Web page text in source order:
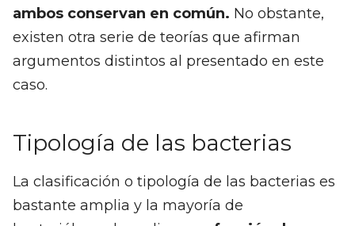
ambos conservan en común. No obstante,
existen otra serie de teorías que afirman
argumentos distintos al presentado en este
caso.
Tipología de las bacterias
La clasificación o tipología de las bacterias es
bastante amplia y la mayoría de